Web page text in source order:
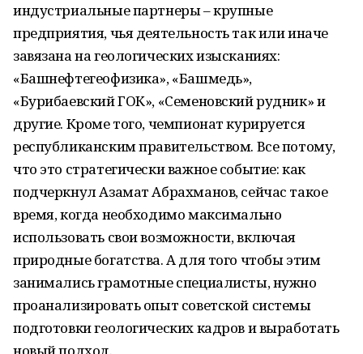
индустриальные партнеры – крупные
предприятия, чья деятельность так или иначе
завязана на геологических изысканиях:
«Башнефтегеофизика», «Башмедь»,
«Бурибаевский ГОК», «Семеновский рудник» и
другие. Кроме того, чемпионат курируется
республиканским правительством. Все потому,
что это стратегически важное событие: как
подчеркнул Азамат Абрахманов, сейчас такое
время, когда необходимо максимально
использовать свои возможности, включая
природные богатства. А для того чтобы этим
занимались грамотные специалисты, нужно
проанализировать опыт советской системы
подготовки геологических кадров и выработать